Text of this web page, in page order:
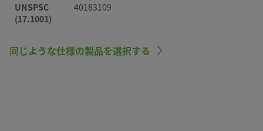
UNSPSC
(17.1001)
40183109
同じような仕様の製品を選択する